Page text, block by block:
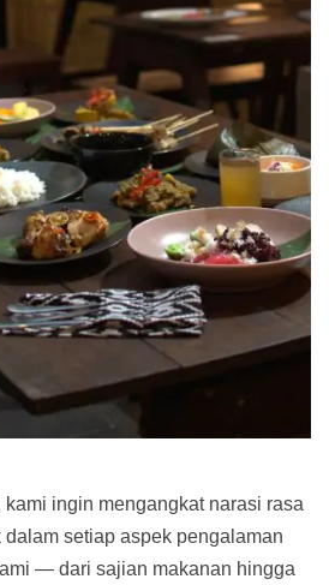
ingin mengangkat narasi rasa
dalam setiap aspek pengalaman
— dari sajian makanan hingga